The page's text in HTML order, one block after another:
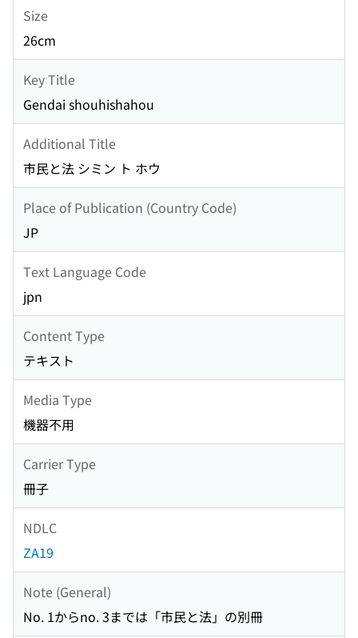
Size
26cm
Key Title
Gendai shouhishahou
Additional Title
市民と法 シミン ト ホウ
Place of Publication (Country Code)
JP
Text Language Code
jpn
Content Type
テキスト
Media Type
機器不用
Carrier Type
冊子
NDLC
ZA19
Note (General)
No. 1からno. 3までは「市民と法」の別冊